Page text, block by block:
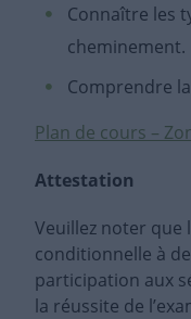
Connaître les
cheminement.
Comprendre
Plan de cours –
Attestation
Veuillez noter que
conditionnelle à
participation aux
la réussite de